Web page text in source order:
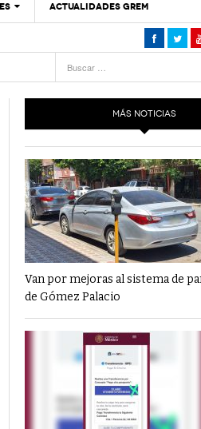
‘Se Vale Soñar Con Una
Financiamiento’ Por
‘La Laguna: Bomba De
Planeación’ Por PC29- 17
‘Las Corrupciones, Sus
PC29- 7 mayo, 2021
ACTUALIDADES GREM
MÁS NOTICIAS
Van por mejoras al sistema de
de Gómez Palacio